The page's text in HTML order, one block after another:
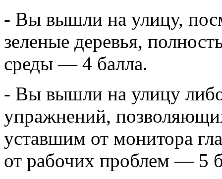
- Вы вышли на улицу,
зеленые деревья,
среды — 4 балла.
- Вы вышли на улицу либо
упражнений,
уставшим от монитора
от рабочих проблем — 5